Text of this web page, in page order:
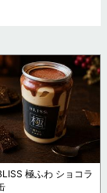
極ふわ ショコラ